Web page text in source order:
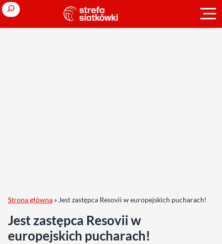
Search
Strona główna » Jest zastępca Resovii w europejskich pucharach!
Jest zastępca Resovii w
europejskich pucharach!